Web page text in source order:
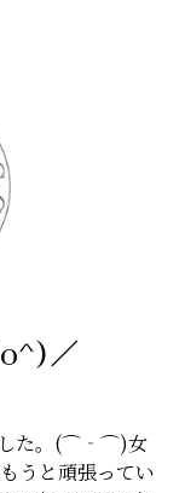
／
した。(⌒‐⌒)女
うと頑張ってい